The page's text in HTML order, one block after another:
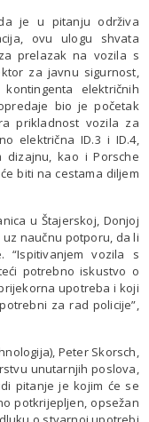
je u pitanju održiva
ovu ulogu shvata
prelazak na vozila s
za javnu sigurnost,
električnih
bio je početak
prikladnost vozila za
električna ID.3 i ID.4,
dizajnu, kao i Porsche
biti na cestama diljem
u Štajerskoj, Donjoj
naučnu potporu, da li
“Ispitivanjem vozila s
potrebno iskustvo o
upotreba i koji
za rad policije”,
Peter Skorsch,
unutarnjih poslova,
pitanje je kojim će se
potkrijepljen, opsežan